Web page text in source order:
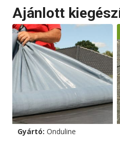
Ajánlott
Gyártó: Onduline